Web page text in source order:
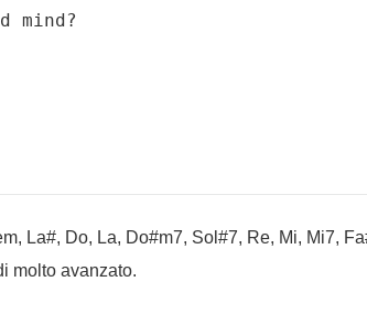
mind?
La#, Do, La, Do#m7, Sol#7, Re, Mi, Mi7,
molto avanzato.